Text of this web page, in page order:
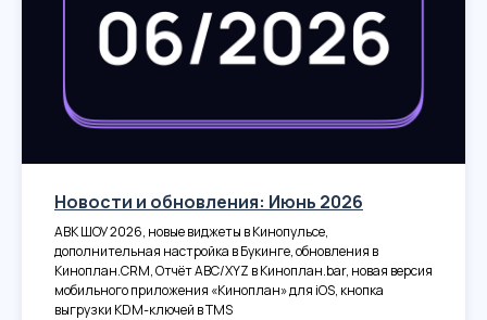
Новости и обновления: Июнь 2026
АВК ШОУ 2026, новые виджеты в Кинопульсе,
дополнительная настройка в Букинге, обновления в
Киноплан.CRM, Отчёт ABC/XYZ в Киноплан.bar, новая версия
мобильного приложения «Киноплан» для iOS, кнопка
выгрузки KDM-ключей в TMS